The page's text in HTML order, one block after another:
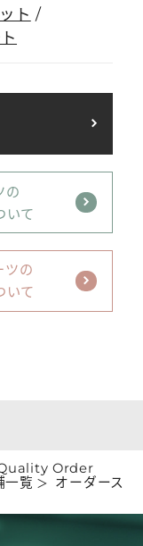
ト
の
いて
ツの
いて
Quality Order
一覧
オーダース